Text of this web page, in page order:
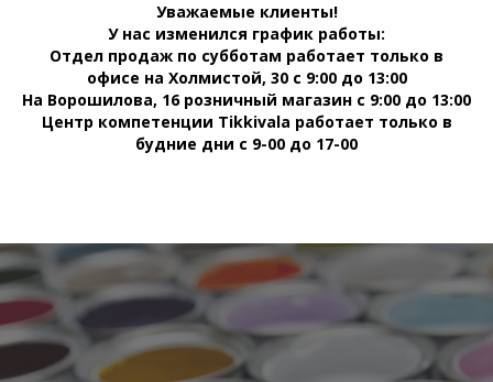
Уважаемые клиенты!
У нас изменился график работы:
Отдел продаж по субботам работает только в
офисе на Холмистой, 30 с 9:00 до 13:00
На Ворошилова, 16 розничный магазин с 9:00 до 13:00
Центр компетенции Tikkivala работает только в
будние дни с 9-00 до 17-00